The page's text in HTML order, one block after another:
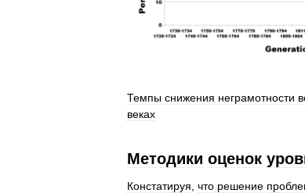
Темпы снижения неграмотности
веках
Методики оценок
Констатируя что решение